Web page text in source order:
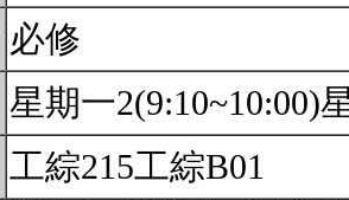
必修
星期一2(9:10~10:00)
工綜215工綜B01